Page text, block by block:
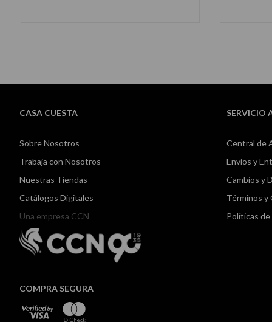
CASA CUESTA
Sobre Nosotros
Trabaja con Nosotros
Nuestras Tiendas
Catálogos Digitales
Una empresa CCN
COMPRA SEGURA
SERVICIO
Central de
Envíos y
Cambios y
Términos y
Políticas